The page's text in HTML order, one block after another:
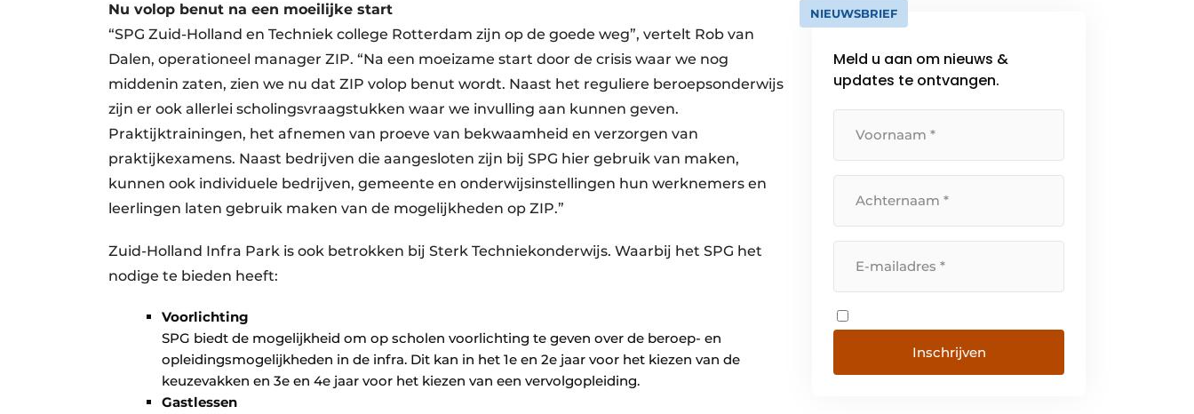
Nu volop benut na een moeilijke start
“SPG Zuid-Holland en Techniek college Rotterdam zijn op de goede weg”, vertelt Rob van
Dalen, operationeel manager ZIP. “Na een moeizame start door de crisis waar we nog
middenin zaten, zien we nu dat ZIP volop benut wordt. Naast het reguliere beroepsonderwijs
zijn er ook allerlei scholingsvraagstukken waar we invulling aan kunnen geven.
Praktijktrainingen, het afnemen van proeve van bekwaamheid en verzorgen van
praktijkexamens. Naast bedrijven die aangesloten zijn bij SPG hier gebruik van maken,
kunnen ook individuele bedrijven, gemeente en onderwijsinstellingen hun werknemers en
leerlingen laten gebruik maken van de mogelijkheden op ZIP.”
Zuid-Holland Infra Park is ook betrokken bij Sterk Techniekonderwijs. Waarbij het SPG het
nodige te bieden heeft:
Voorlichting
SPG biedt de mogelijkheid om op scholen voorlichting te geven over de beroep- en
opleidingsmogelijkheden in de infra. Dit kan in het 1e en 2e jaar voor het kiezen van de
keuzevakken en 3e en 4e jaar voor het kiezen van een vervolgopleiding.
Gastlessen
NIEUWSBRIEF
Meld u aan om nieuws &
updates te ontvangen.
Inschrijven